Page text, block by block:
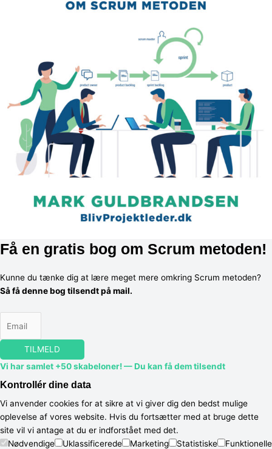
Få en gratis bog om Scrum metoden!
Kunne du tænke dig at lære meget mere omkring Scrum metoden?
Så få denne bog tilsendt på mail.
TILMELD
Vi har samlet +50 skabeloner! — Du kan få dem tilsendt
Kontrollér dine data
Vi anvender cookies for at sikre at vi giver dig den bedst mulige
oplevelse af vores website. Hvis du fortsætter med at bruge dette
site vil vi antage at du er indforstået med det.
Nødvendige
Uklassificerede Marketing Statistiske
Funktionelle